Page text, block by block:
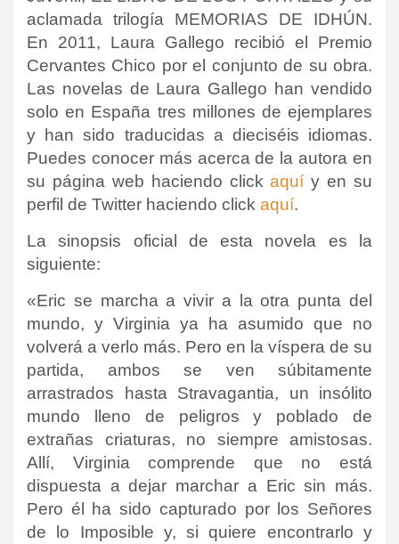
aclamada trilogía MEMORIAS DE IDHÚN.
En 2011, Laura Gallego recibió el Premio
Cervantes Chico por el conjunto de su obra.
Las novelas de Laura Gallego han vendido
solo en España tres millones de ejemplares
y han sido traducidas a dieciséis idiomas.
Puedes conocer más acerca de la autora en
su página web haciendo clickaquí y en su
perfil de Twitter haciendo click aquí.
La sinopsis oficial de esta novela es la
siguiente:
«Eric se marcha a vivir a la otra punta del
mundo, y Virginia ya ha asumido que no
volverá a verlo más. Pero en la víspera de su
partida, ambos se ven súbitamente
arrastrados hasta Stravagantia, un insólito
mundo lleno de peligros y poblado de
extrañas criaturas, no siempre amistosas.
Allí, Virginia comprende que no está
dispuesta a dejar marchar a Eric sin más.
Pero él ha sido capturado por los Señores
de lo Imposible y, si quiere encontrarlo y